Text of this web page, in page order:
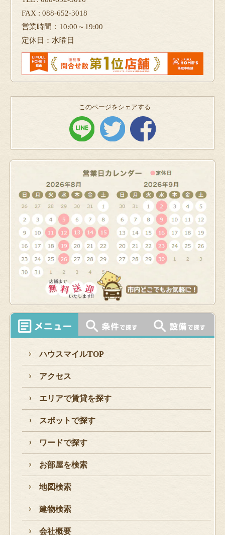
FAX : 088-652-3018
営業時間：10:00～19:00
定休日：水曜日
このページをシェアする
ハウスマイルTOP
アクセス
エリアで賃貸を探す
スポットで探す
ワードで探す
お部屋を検索
地図検索
建物検索
会社概要